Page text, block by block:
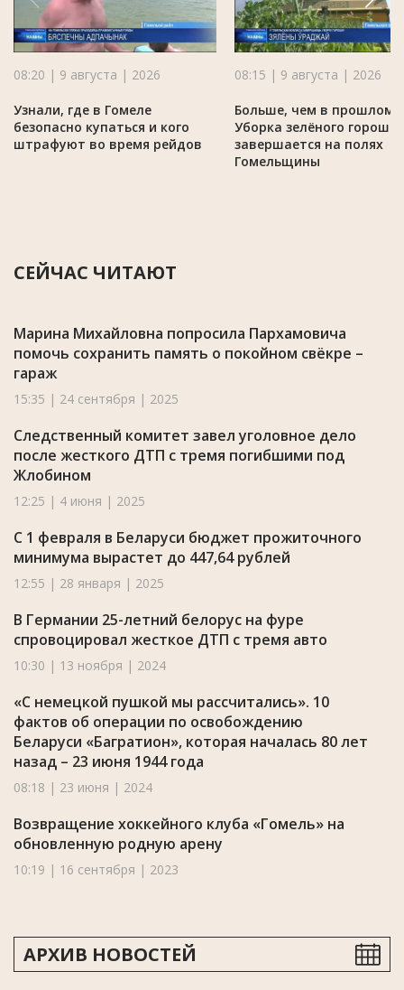
08:20 | 9 августа | 2026
Узнали, где в Гомеле
безопасно купаться и кого
штрафуют во время рейдов
08:15 | 9 августа | 2026
Больше, чем в прошлом
Уборка зелёного горошка
завершается на полях
Гомельщины
СЕЙЧАС ЧИТАЮТ
Марина Михайловна попросила Пархамовича
помочь сохранить память о покойном свёкре –
гараж
15:35 | 24 сентября | 2025
Следственный комитет завел уголовное дело
после жесткого ДТП с тремя погибшими под
Жлобином
12:25 | 4 июня | 2025
С 1 февраля в Беларуси бюджет прожиточного
минимума вырастет до 447,64 рублей
12:55 | 28 января | 2025
В Германии 25-летний белорус на фуре
спровоцировал жесткое ДТП с тремя авто
10:30 | 13 ноября | 2024
«С немецкой пушкой мы рассчитались». 10
фактов об операции по освобождению
Беларуси «Багратион», которая началась 80 лет
назад – 23 июня 1944 года
08:18 | 23 июня | 2024
Возвращение хоккейного клуба «Гомель» на
обновленную родную арену
10:19 | 16 сентября | 2023
АРХИВ НОВОСТЕЙ